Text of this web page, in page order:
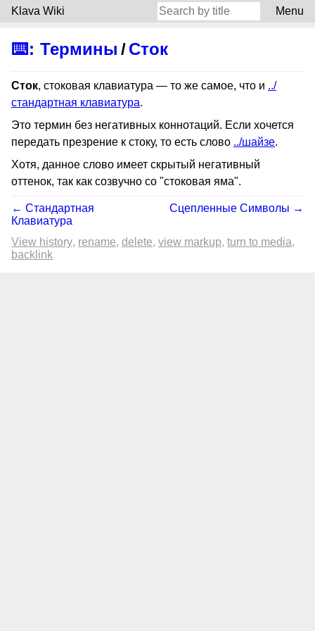
Klava Wiki Menu
⌨️: Термины /Сток
Сток, стоковая клавиатура — то же самое, что и ../
стандартная клавиатура.
Это термин без негативных коннотаций. Если хочется
передать презрение к стоку, то есть слово ../шайзе.
Хотя, данное слово имеет скрытый негативный
оттенок, так как созвучно со "стоковая яма".
← Стандартная
Клавиатура
Сцепленные Символы →
View history rename delete view markup turn to media
backlink